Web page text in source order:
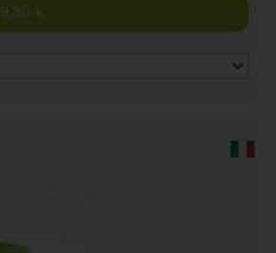
9,80 €